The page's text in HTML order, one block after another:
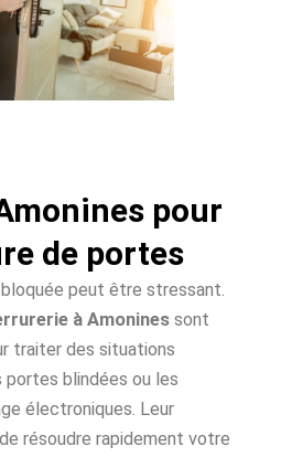
pour
de portes
peut être stressant.
à Amonines sont
traiter des situations
blindées ou les
électroniques. Leur
résoudre rapidement votre